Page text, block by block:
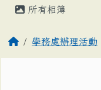
所有相簿
學務處辦理活動